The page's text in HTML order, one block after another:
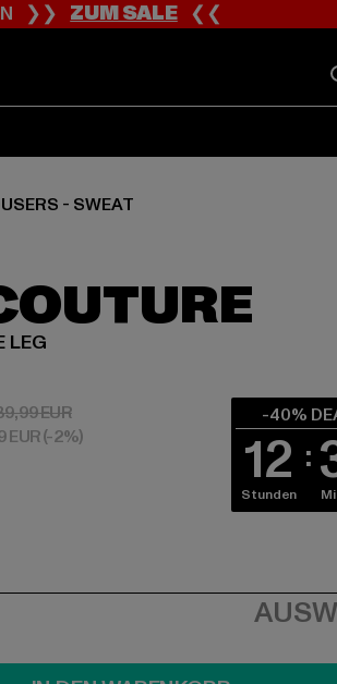
❯❯ZUM SALE❮❮
- SWEAT
LEG
EUR
EURAktionspreis: 89,99 EUR
EUR(-2%)
-40%
12
Stunden